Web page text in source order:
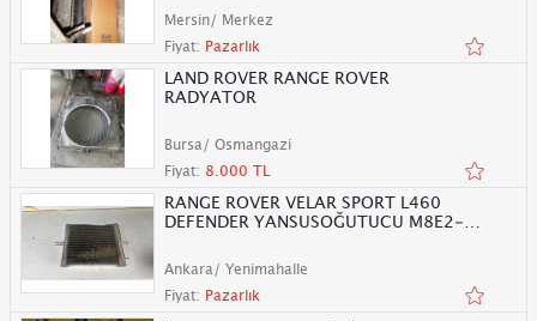
Mersin/ Merkez
Fiyat: Pazarlık
LAND ROVER RANGE ROVER
RADYATOR
Bursa/ Osmangazi
Fiyat: 8.000 TL
RANGE ROVER VELAR SPORT L460
DEFENDER YANSUSOĞUTUCU M8E2-
Ankara/ Yenimahalle
Fiyat: Pazarlık